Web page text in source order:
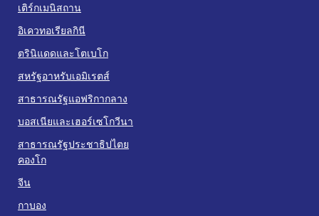
เติร์กเมนิสถาน
อิเควทอเรียลกินี
ตรินิแดดและโตเบโก
สหรัฐอาหรับเอมิเรตส์
สาธารณรัฐแอฟริกากลาง
บอสเนียและเฮอร์เซโกวีนา
สาธารณรัฐประชาธิปไตย
คองโก
จีน
กาบอง